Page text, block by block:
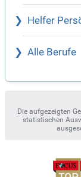
Helfer
Alle Berufe
Die aufgezeigten
statistischen